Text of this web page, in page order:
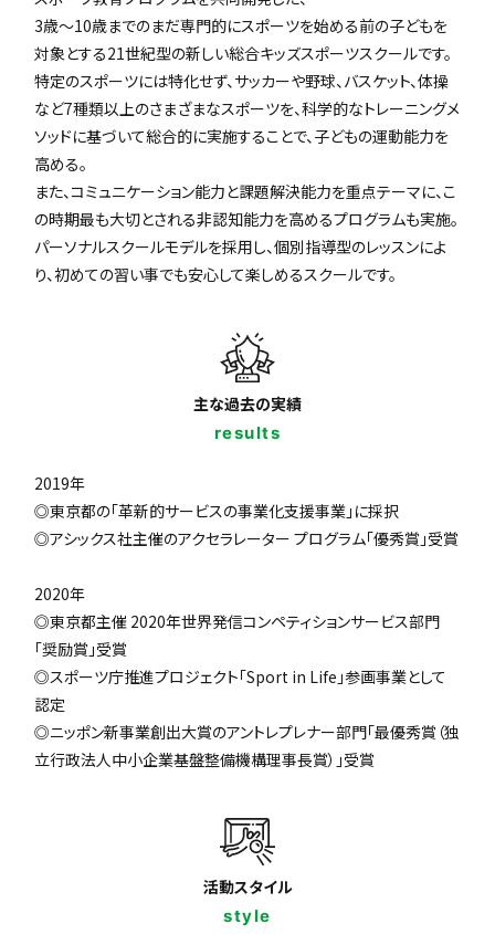
3歳〜10歳までのまだ専門的にスポーツを始める前の子どもを
対象とする21世紀型の新しい総合キッズスポーツスクールです。
特定のスポーツには特化せず、サッカーや野球、バスケット、体操
など7種類以上のさまざまなスポーツを、科学的なトレーニングメ
ソッドに基づいて総合的に実施することで、子どもの運動能力を
高める。
また、コミュニケーション能力と課題解決能力を重点テーマに、こ
の時期最も大切とされる非認知能力を高めるプログラムも実施。
パーソナルスクールモデルを採用し、個別指導型のレッスンによ
り、初めての習い事でも安心して楽しめるスクールです。
主な過去の実績
results
2019年
◎東京都の「革新的サービスの事業化支援事業」に採択
◎アシックス社主催のアクセラレーター プログラム「優秀賞」受賞
2020年
◎東京都主催 2020年世界発信コンペティションサービス部門
「奨励賞」受賞
◎スポーツ庁推進プロジェクト「Sport in Life」参画事業として
認定
◎ニッポン新事業創出大賞のアントレプレナー部門「最優秀賞（独
立行政法人中小企業基盤整備機構理事長賞）」受賞
活動スタイル
style